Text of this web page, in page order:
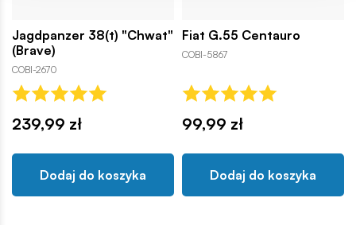
Jagdpanzer 38(t) "Chwat"
(Brave)
COBI-2670
239,99 zł
Dodaj do koszyka
Fiat G.55 Centauro
COBI-5867
99,99 zł
Dodaj do koszyka